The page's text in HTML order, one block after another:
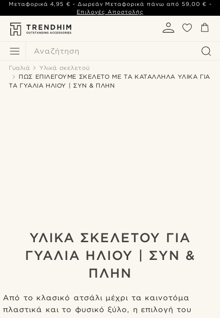
Αναζήτηση
Μεταφορικά 4,95 € - Δωρεάν Μεταφορικά πάνω από 59,00 € -
Επιλογές Αποστολής
Γυαλιά
Υλικά σκελετού
ΠΩΣ ΕΠΙΛΕΓΟΥΜΕ ΣΚΕΛΕΤΟ ΜΕ ΤΑ ΚΑΤΑΛΛΗΛΑ ΥΛΙΚΑ ΓΙΑ
ΤΑ ΓΥΑΛΙΑ ΗΛΙΟΥ | ΣΥΝ & ΠΛΗΝ
ΥΛΙΚΑ ΣΚΕΛΕΤΟΥ ΓΙΑ
ΓΥΑΛΙΑ ΗΛΙΟΥ | ΣΥΝ &
ΠΛΗΝ
Από το κλασικό ατσάλι μέχρι τα καινοτόμα
πλαστικά και το φυσικό ξύλο, η επιλογή του